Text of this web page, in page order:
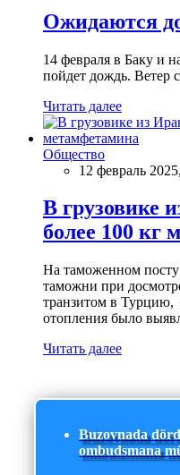
Ожидаются
14 февраля в Баку и
пойдет дождь. Ветер
Читать далее
Общество
12 февраль
В грузовике
более 100 кг
На таможенном
таможни при
транзитом в Турцию,
отопления было
Читать далее
Buzovnada
ombudsmana